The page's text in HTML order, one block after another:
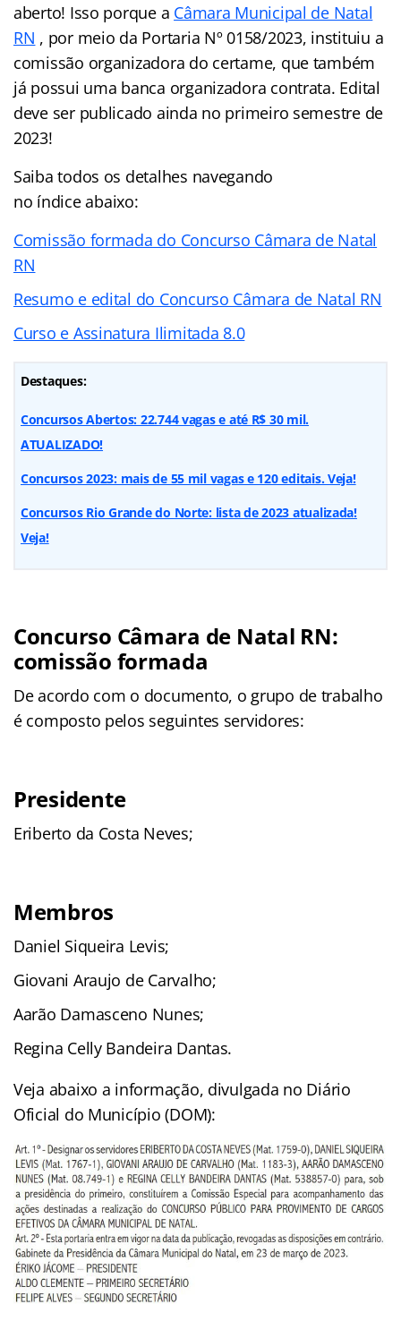
aberto! Isso porque a Câmara Municipal de Natal
RN , por meio da Portaria Nº 0158/2023, instituiu a
comissão organizadora do certame, que também
já possui uma banca organizadora contrata. Edital
deve ser publicado ainda no primeiro semestre de
2023!
Saiba todos os detalhes navegando
no índiceabaixo:
Comissão formada do Concurso Câmara de Natal
RN
Resumo e edital do Concurso Câmara de Natal RN
Curso e Assinatura Ilimitada 8.0
Destaques:
Concursos Abertos: 22.744 vagas e até R$ 30 mil.
ATUALIZADO!
Concursos 2023: mais de 55 mil vagas e 120 editais. Veja!
Concursos Rio Grande do Norte: lista de 2023 atualizada!
Veja!
Concurso Câmara de Natal RN:
comissão formada
De acordo com o documento, o grupo de trabalho
é composto pelos seguintes servidores:
Presidente
Eriberto da Costa Neves;
Membros
Daniel Siqueira Levis;
Giovani Araujo de Carvalho;
Aarão Damasceno Nunes;
Regina Celly Bandeira Dantas.
Veja abaixo a informação, divulgada no Diário
Oficial do Município (DOM):